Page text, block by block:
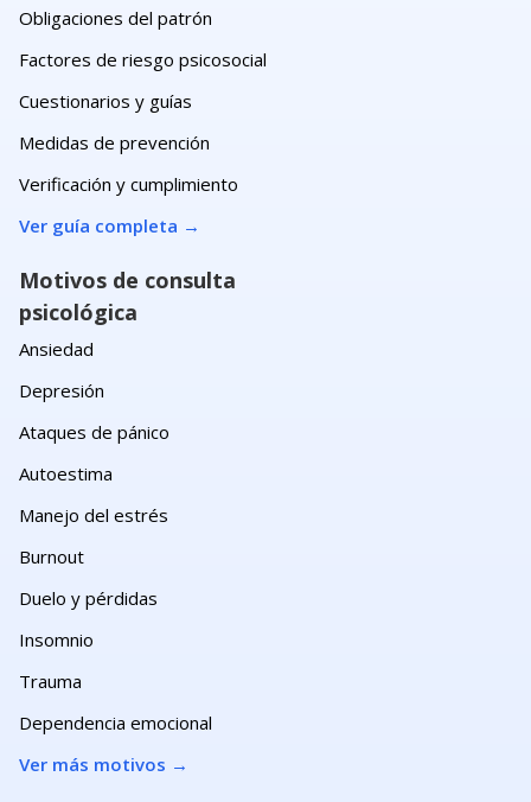
Obligaciones del patrón
Factores de riesgo psicosocial
Cuestionarios y guías
Medidas de prevención
Verificación y cumplimiento
Ver guía completa →
Motivos de consulta
psicológica
Ansiedad
Depresión
Ataques de pánico
Autoestima
Manejo del estrés
Burnout
Duelo y pérdidas
Insomnio
Trauma
Dependencia emocional
Ver más motivos →